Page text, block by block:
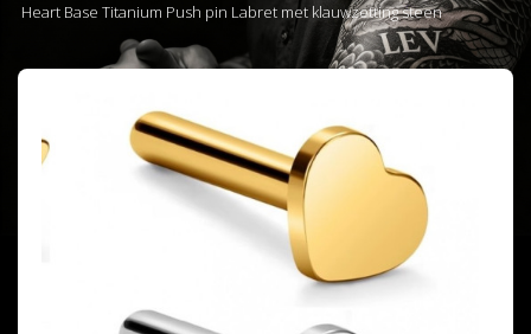
Heart Base Titanium Push pin Labret met klauwzetting steen